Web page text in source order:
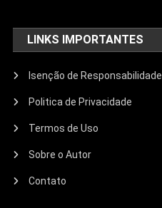
LINKS IMPORTANTES
Isenção de Responsabilidade
Politica de Privacidade
Termos de Uso
Sobre o Autor
Contato